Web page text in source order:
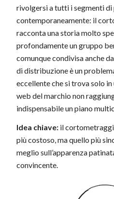
rivolgersi a tutti i segmenti
contemporaneamente: il
racconta una storia molto
profondamente un gruppo
comunque condivisa anche
di distribuzione è un
eccellente che si trova solo
web del marchio non
indispensabile un piano
Idea chiave:il
più costoso, ma quello più
meglio sull’apparenza
convincente.